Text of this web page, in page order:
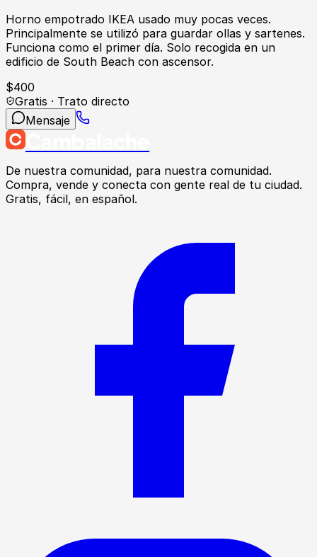
Horno empotrado IKEA usado muy pocas veces.
Principalmente se utilizó para guardar ollas y sartenes.
Funciona como el primer día. Solo recogida en un
edificio de South Beach con ascensor.
$400
Gratis · Trato directo
Mensaje
De nuestra comunidad, para nuestra comunidad.
Compra, vende y conecta con gente real de tu ciudad.
Gratis, fácil, en español.